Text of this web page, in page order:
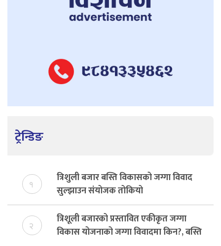
ट्रेन्डिङ
१
त्रिशुली बजार बस्ति विकासको जग्गा विवाद
सुल्झाउन संयोजक तोकियो
२
त्रिशूली बजारको प्रस्तावित एकीकृत जग्गा
विकास योजनाको जग्गा विवादमा किन?, बस्ति